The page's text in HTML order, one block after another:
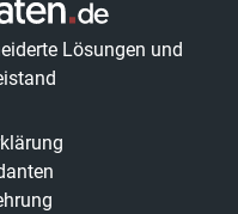
Lösungen und